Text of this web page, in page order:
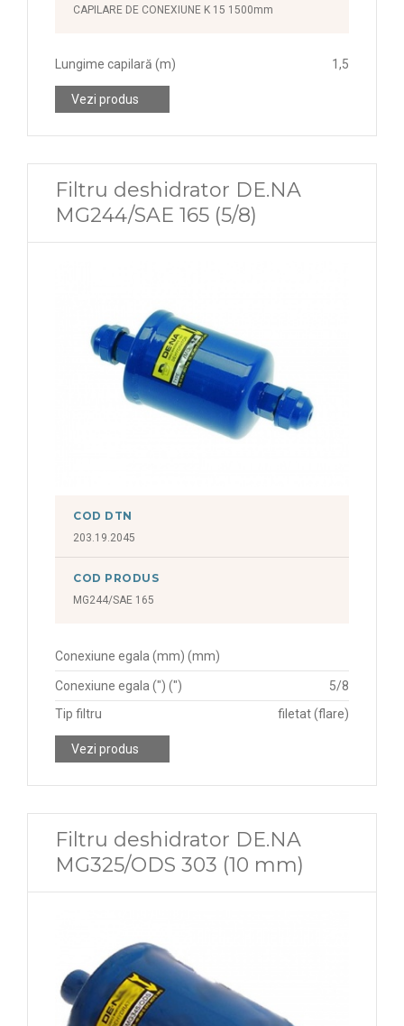
CAPILARE DE CONEXIUNE K 15 1500mm
Lungime capilară (m) 1,5
Vezi produs
Filtru deshidrator DE.NA
MG244/SAE 165 (5/8)
COD DTN
203.19.2045
COD PRODUS
MG244/SAE 165
Conexiune egala (mm) (mm)
Conexiune egala (") (")
5/8
Tip filtru
filetat (flare)
Vezi produs
Filtru deshidrator DE.NA
MG325/ODS 303 (10 mm)